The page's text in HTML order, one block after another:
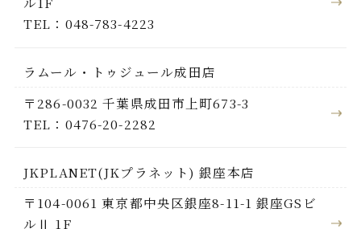
TEL：048-783-4223
ラムール・トゥジュール成田店
〒286-0032 千葉県成田市上町673-3
TEL：0476-20-2282
JKPLANET(JKプラネット) 銀座本店
〒104-0061 東京都中央区銀座8-11-1 銀座GSビ
ルⅡ 1F